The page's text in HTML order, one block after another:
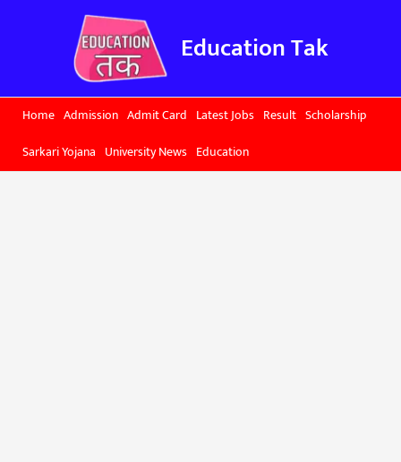
Education Tak
Home Admission Admit Card Latest Jobs Result Scholarship
Sarkari Yojana University News Education